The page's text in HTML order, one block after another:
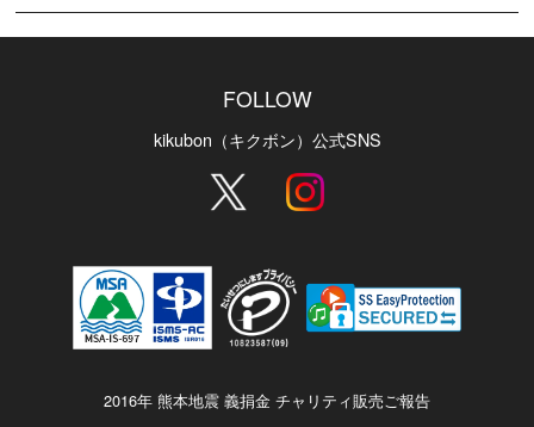
FOLLOW
kikubon（キクボン）公式SNS
2016年 熊本地震 義捐金 チャリティ販売ご報告